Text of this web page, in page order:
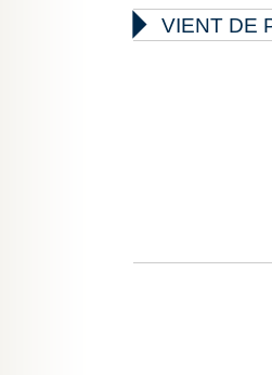
 VIENT DE